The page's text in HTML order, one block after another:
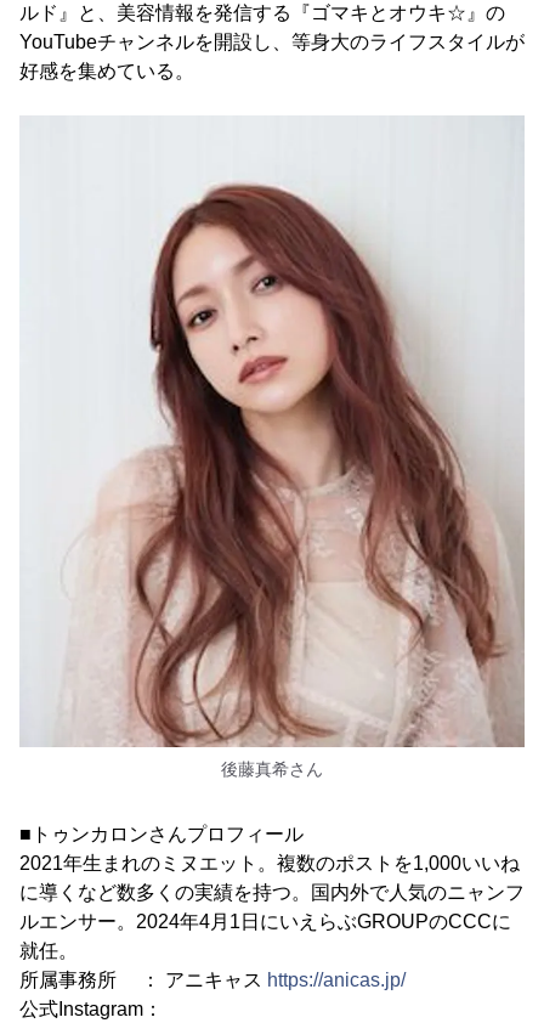
ルド』と、美容情報を発信する『ゴマキとオウキ☆』の
YouTubeチャンネルを開設し、等身大のライフスタイルが
好感を集めている。
後藤真希さん
■トゥンカロンさんプロフィール
2021年生まれのミヌエット。複数のポストを1,000いいね
に導くなど数多くの実績を持つ。国内外で人気のニャンフ
ルエンサー。2024年4月1日にいえらぶGROUPのCCCに
就任。
所属事務所 ： アニキャス https://anicas.jp/
公式Instagram：